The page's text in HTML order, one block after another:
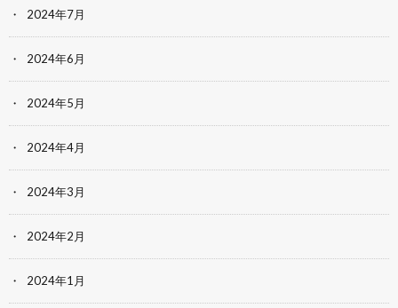
2024年7月
2024年6月
2024年5月
2024年4月
2024年3月
2024年2月
2024年1月